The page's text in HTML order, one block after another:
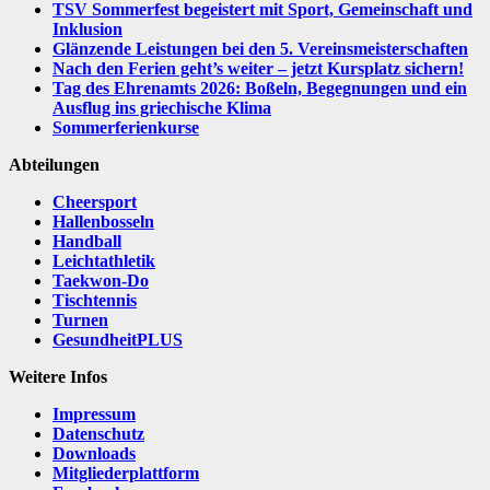
TSV Sommerfest begeistert mit Sport, Gemeinschaft und
Inklusion
Glänzende Leistungen bei den 5. Vereinsmeisterschaften
Nach den Ferien geht’s weiter – jetzt Kursplatz sichern!
Tag des Ehrenamts 2026: Boßeln, Begegnungen und ein
Ausflug ins griechische Klima
Sommerferienkurse
Abteilungen
Cheersport
Hallenbosseln
Handball
Leichtathletik
Taekwon-Do
Tischtennis
Turnen
GesundheitPLUS
Weitere Infos
Impressum
Datenschutz
Downloads
Mitgliederplattform